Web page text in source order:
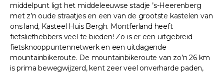
middelpunt ligt het middeleeuwse stadje ’s-Heerenberg
met z’n oude straatjes en een van de grootste kastelen van
ons land, Kasteel Huis Bergh. Montferland heeft
fietsliefhebbers veel te bieden! Zo is er een uitgebreid
fietsknooppuntennetwerk en een uitdagende
mountainbikeroute. De mountainbikeroute van zo’n 26 km
is prima bewegwijzerd, kent zeer veel onverharde paden,